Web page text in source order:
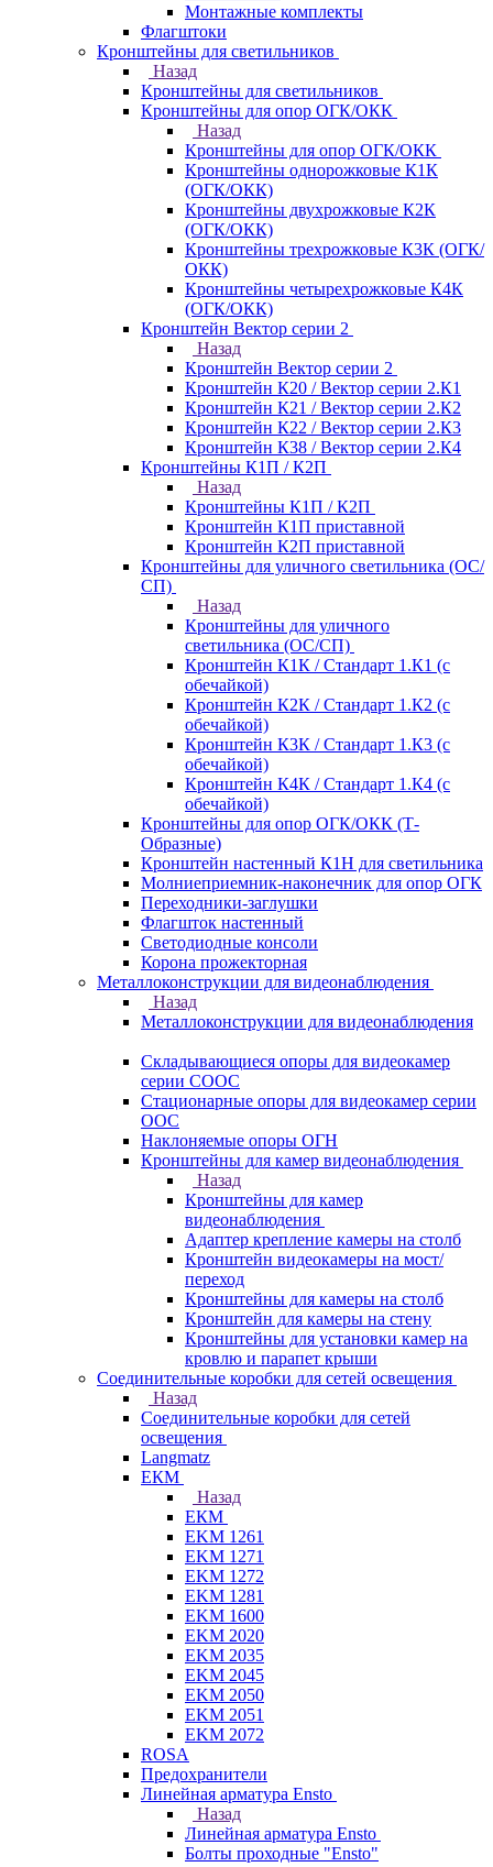
Монтажные комплекты
Флагштоки
Кронштейны для светильников
Назад
Кронштейны для светильников
Кронштейны для опор ОГК/ОКК
Назад
Кронштейны для опор ОГК/ОКК
Кронштейны однорожковые К1К
(ОГК/ОКК)
Кронштейны двухрожковые К2К
(ОГК/ОКК)
Кронштейны трехрожковые К3К (ОГК/
ОКК)
Кронштейны четырехрожковые К4К
(ОГК/ОКК)
Кронштейн Вектор серии 2
Назад
Кронштейн Вектор серии 2
Кронштейн К20 / Вектор серии 2.К1
Кронштейн К21 / Вектор серии 2.К2
Кронштейн К22 / Вектор серии 2.К3
Кронштейн К38 / Вектор серии 2.К4
Кронштейны К1П / К2П
Назад
Кронштейны К1П / К2П
Кронштейн К1П приставной
Кронштейн К2П приставной
Кронштейны для уличного светильника (ОС/
СП)
Назад
Кронштейны для уличного
светильника (ОС/СП)
Кронштейн К1К / Стандарт 1.К1 (с
обечайкой)
Кронштейн К2К / Стандарт 1.К2 (с
обечайкой)
Кронштейн К3К / Стандарт 1.К3 (с
обечайкой)
Кронштейн К4К / Стандарт 1.К4 (с
обечайкой)
Кронштейны для опор ОГК/ОКК (Т-
Образные)
Кронштейн настенный К1Н для светильника
Молниеприемник-наконечник для опор ОГК
Переходники-заглушки
Флагшток настенный
Светодиодные консоли
Корона прожекторная
Металлоконструкции для видеонаблюдения
Назад
Металлоконструкции для видеонаблюдения
Складывающиеся опоры для видеокамер
серии СООС
Стационарные опоры для видеокамер серии
ООС
Наклоняемые опоры ОГН
Кронштейны для камер видеонаблюдения
Назад
Кронштейны для камер
видеонаблюдения
Адаптер крепление камеры на столб
Кронштейн видеокамеры на мост/
переход
Кронштейны для камеры на столб
Кронштейн для камеры на стену
Кронштейны для установки камер на
кровлю и парапет крыши
Соединительные коробки для сетей освещения
Назад
Соединительные коробки для сетей
освещения
Langmatz
ЕКМ
Назад
ЕКМ
EKM 1261
EKM 1271
EKM 1272
EKM 1281
EKM 1600
EKM 2020
EKM 2035
EKM 2045
EKM 2050
EKM 2051
EKM 2072
ROSA
Предохранители
Линейная арматура Ensto
Назад
Линейная арматура Ensto
Болты проходные "Ensto"